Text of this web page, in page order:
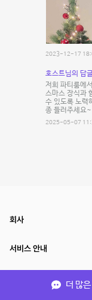
2023-12-17
호스트님의 답
저희 파티룸에
스마스 장식과
수 있도록 노력
종 들러주세요
2025-05-07
더 많은
회사
서비스 안내